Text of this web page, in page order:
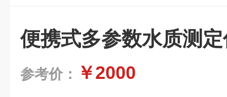
便携式多参数水质测
参考价： ￥2000